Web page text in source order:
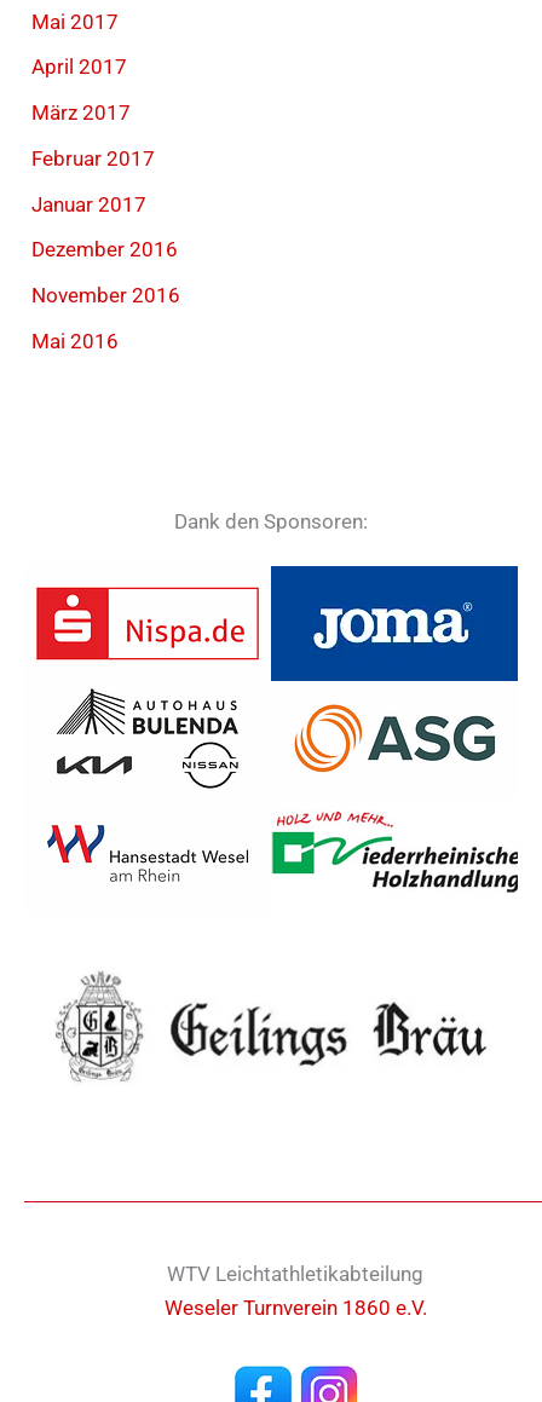
Mai 2017
April 2017
März 2017
Februar 2017
Januar 2017
Dezember 2016
November 2016
Mai 2016
Dank den Sponsoren:
WTV Leichtathletikabteilung
Weseler Turnverein 1860 e.V.